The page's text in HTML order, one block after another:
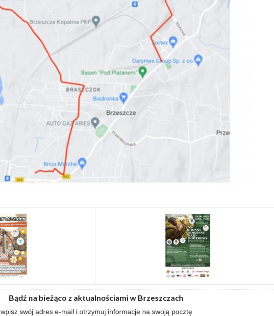
Bądź na bieżąco z aktualnościami w Brzeszczach
wpisz swój adres e-mail i otrzymuj informacje na swoją pocztę